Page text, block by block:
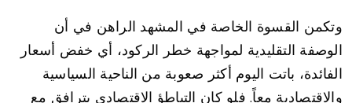
وتكمن القسوة الخاصة في المشهد الراهن في أن
الوصفة التقليدية لمواجهة خطر الركود، أي خفض أسعار
الفائدة، باتت اليوم أكثر صعوبة من الناحية السياسية
والاقتصادية معاً. فلو كان التباطؤ الاقتصادي يترافق مع